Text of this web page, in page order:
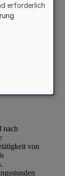
erforderlich